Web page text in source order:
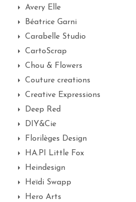
Avery Elle
Béatrice Garni
Carabelle Studio
CartoScrap
Chou & Flowers
Couture creations
Creative Expressions
Deep Red
DIY&Cie
Florilèges Design
HA.PI Little Fox
Heindesign
Heïdi Swapp
Hero Arts